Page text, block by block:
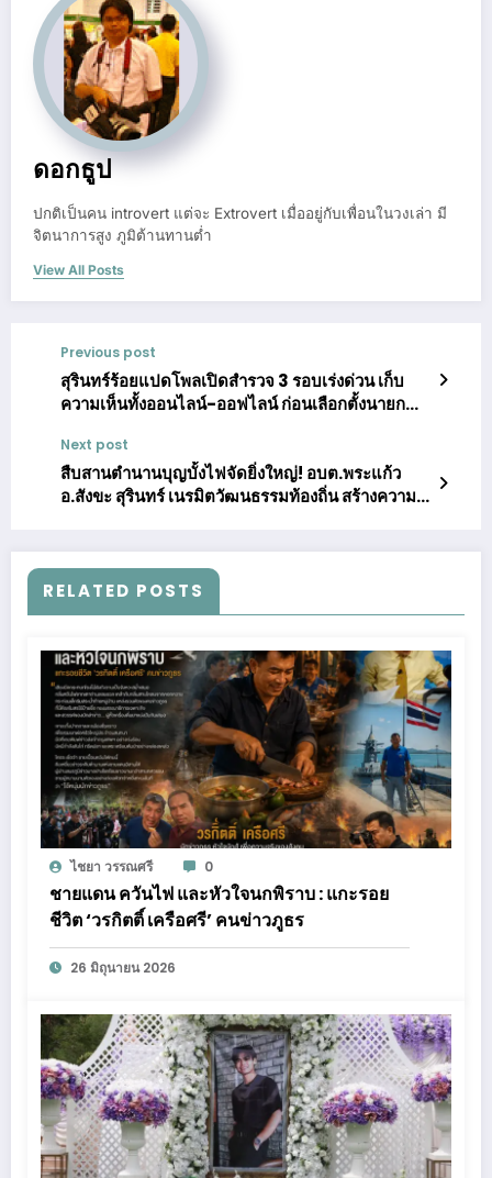
ดอกธูป
ปกติเป็นคน introvert แต่จะ Extrovert เมื่ออยู่กับเพื่อนในวงเล่า มี
จิตนาการสูง ภูมิต้านทานต่ำ
View All Posts
Previous post
สุรินทร์ร้อยแปดโพลเปิดสำรวจ 3 รอบเร่งด่วน เก็บ
ความเห็นทั้งออนไลน์-ออฟไลน์ ก่อนเลือกตั้งนายก
Next post
สืบสานตำนานบุญบั้งไฟจัดยิ่งใหญ่! อบต.พระแก้ว
อ.สังขะ สุรินทร์ เนรมิตวัฒนธรรมท้องถิ่น สร้างความ
RELATED POSTS
ไชยา วรรณศรี 0
ชายแดน ควันไฟ และหัวใจนกพิราบ : แกะรอย
ชีวิต ‘วรกิตติ์ เครือศรี’ คนข่าวภูธร
26 มิถุนายน 2026